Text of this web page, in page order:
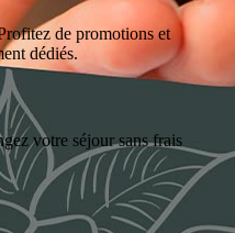
de promotions et
dédiés.
votre séjour sans frais